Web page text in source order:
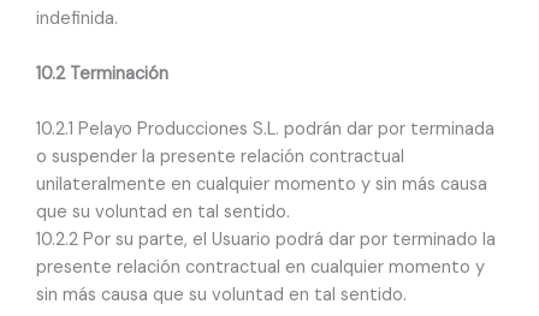
indefinida.
10.2 Terminación
10.2.1 Pelayo Producciones S.L. podrán dar por terminada
o suspender la presente relación contractual
unilateralmente en cualquier momento y sin más causa
que su voluntad en tal sentido.
10.2.2 Por su parte, el Usuario podrá dar por terminado la
presente relación contractual en cualquier momento y
sin más causa que su voluntad en tal sentido.